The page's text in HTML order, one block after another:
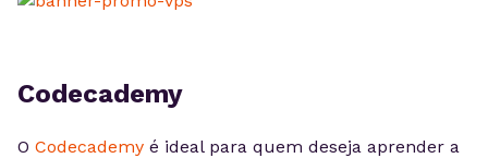
Codecademy
O Codecademy é ideal para quem deseja aprender a